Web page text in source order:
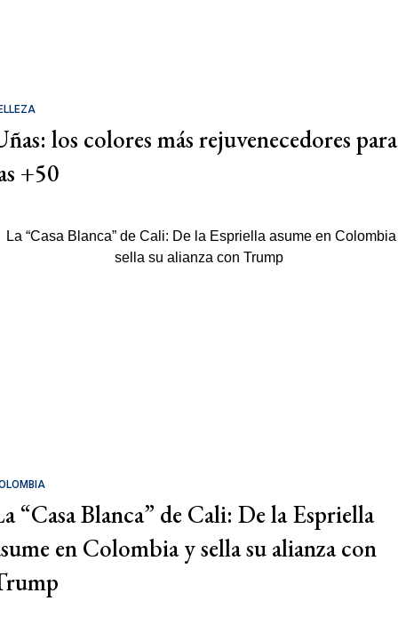
los colores más rejuvenecedores para
+50
“Casa Blanca” de Cali: De la Espriella
en Colombia y sella su alianza con